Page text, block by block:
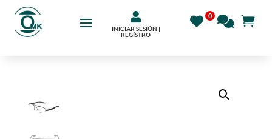

INICIAR SESIÓN |
REGÍSTRO